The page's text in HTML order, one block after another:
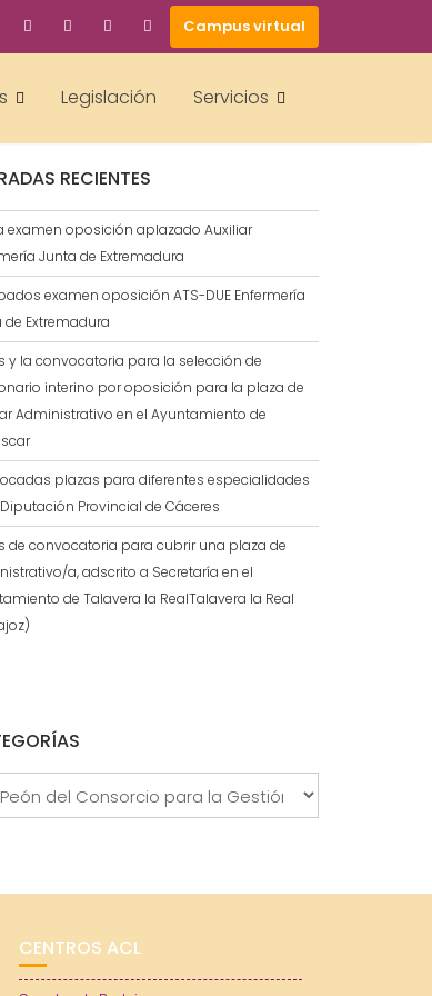
Campus virtual
Legislación Servicios
RECIENTES
examen oposición aplazado Auxiliar
Junta de Extremadura
examen oposición ATS-DUE Enfermería
de Extremadura
y la convocatoria para la selección de
interino por oposición para la plaza de
Administrativo en el Ayuntamiento de
plazas para diferentes especialidades
Provincial de Cáceres
de convocatoria para cubrir una plaza de
a, adscrito a Secretaría en el
de Talavera la RealTalavera la Real
CENTROS ACL